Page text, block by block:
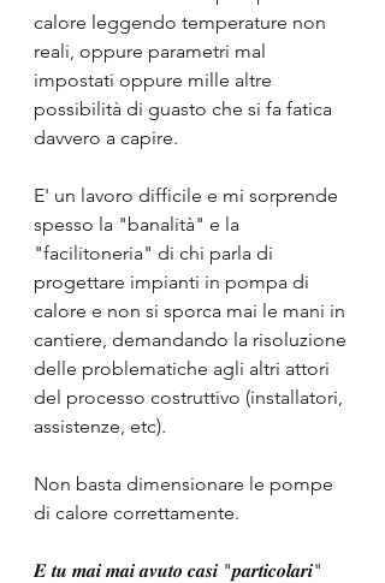
calore leggendo temperature non
reali, oppure parametri mal
impostati oppure mille altre
possibilità di guasto che si fa fatica
davvero a capire.
E' un lavoro difficile e mi sorprende
spesso la "banalità" e la
"facilitoneria" di chi parla di
progettare impianti in pompa di
calore e non si sporca mai le mani in
cantiere, demandando la risoluzione
delle problematiche agli altri attori
del processo costruttivo (installatori,
assistenze, etc).
Non basta dimensionare le pompe
di calore correttamente.
𝑬 𝒕𝒖 𝒎𝒂𝒊 𝒎𝒂𝒊 𝒂𝒗𝒖𝒕𝒐 𝒄𝒂𝒔𝒊 "𝒑𝒂𝒓𝒕𝒊𝒄𝒐𝒍𝒂𝒓𝒊"